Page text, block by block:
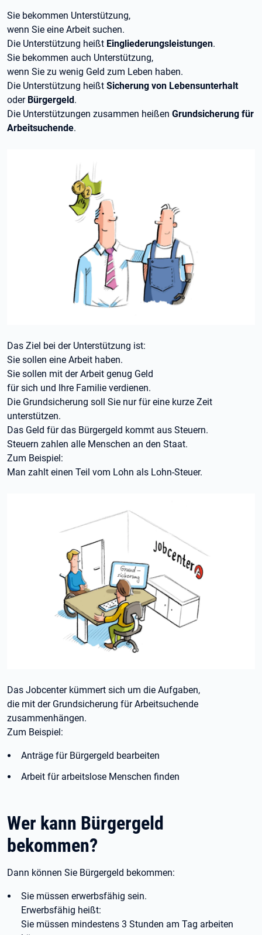
Sie bekommen Unterstützung,
wenn Sie eine Arbeit suchen.
Die Unterstützung heißt Eingliederungsleistungen.
Sie bekommen auch Unterstützung,
wenn Sie zu wenig Geld zum Leben haben.
Die Unterstützung heißt Sicherung von Lebensunterhalt
oder Bürgergeld.
Die Unterstützungen zusammen heißen Grundsicherung für
Arbeitsuchende.
Das Ziel bei der Unterstützung ist:
Sie sollen eine Arbeit haben.
Sie sollen mit der Arbeit genug Geld
für sich und Ihre Familie verdienen.
Die Grundsicherung soll Sie nur für eine kurze Zeit
unterstützen.
Das Geld für das Bürgergeld kommt aus Steuern.
Steuern zahlen alle Menschen an den Staat.
Zum Beispiel:
Man zahlt einen Teil vom Lohn als Lohn-Steuer.
Das Jobcenter kümmert sich um die Aufgaben,
die mit der Grundsicherung für Arbeitsuchende
zusammenhängen.
Zum Beispiel:
Anträge für Bürgergeld bearbeiten
Arbeit für arbeitslose Menschen finden
Wer kann Bürgergeld
bekommen?
Dann können Sie Bürgergeld bekommen:
Sie müssen erwerbsfähig sein.
Erwerbsfähig heißt:
Sie müssen mindestens 3 Stunden am Tag arbeiten